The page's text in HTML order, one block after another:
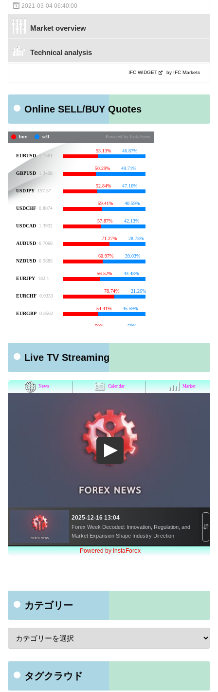
2021-03-04 06:40:00
Market overview
Technical analysis
IFC WIDGET by IFC Markets
Online SELL/BUY Quotes
Live TV Streaming
カテゴリー
タグクラウド